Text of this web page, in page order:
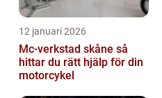
12 januari 2026
Mc-verkstad skåne så
hittar du rätt hjälp för din
motorcykel